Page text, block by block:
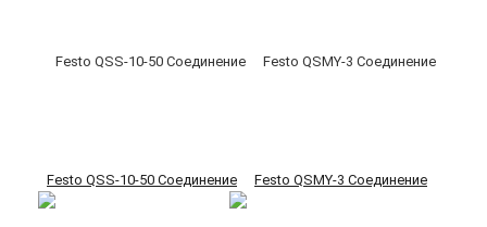
Festo QSS-10-50 Соединение Festo QSMY-3 Соединение